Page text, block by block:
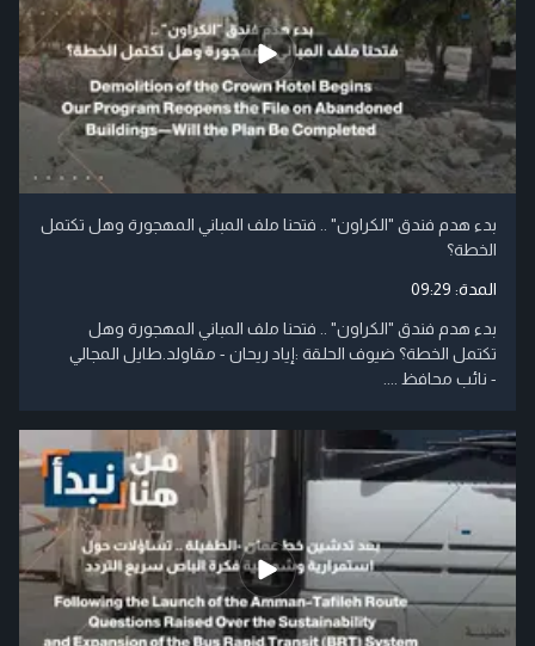
بدء هدم فندق "الكراون" .. فتحنا ملف المباني المهجورة وهل تكتمل
الخطة؟
المدة: 09:29
بدء هدم فندق "الكراون" .. فتحنا ملف المباني المهجورة وهل
تكتمل الخطة؟ ضيوف الحلقة :إياد ريحان - مقاولد.طايل المجالي
- نائب محافظ ....